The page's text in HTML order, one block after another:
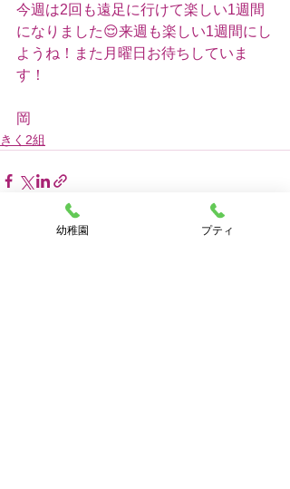
今週は2回も遠足に行けて楽しい1週間
になりました😌来週も楽しい1週間にし
ようね！また月曜日お待ちしていま
す！
岡
きく2組
幼稚園 プティ